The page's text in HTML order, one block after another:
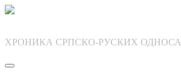
Skip
ХРОНИКА СРПСКО-РУСКИХ ОДНОСА